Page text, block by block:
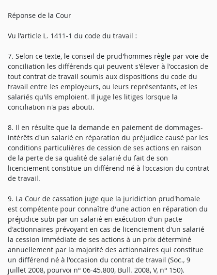
Réponse de la Cour
Vu l'article L. 1411-1 du code du travail :
7. Selon ce texte, le conseil de prud'hommes règle par voie de
conciliation les différends qui peuvent s'élever à l'occasion de
tout contrat de travail soumis aux dispositions du code du
travail entre les employeurs, ou leurs représentants, et les
salariés qu'ils emploient. Il juge les litiges lorsque la
conciliation n'a pas abouti.
8. Il en résulte que la demande en paiement de dommages-
intérêts d'un salarié en réparation du préjudice causé par les
conditions particulières de cession de ses actions en raison
de la perte de sa qualité de salarié du fait de son
licenciement constitue un différend né à l'occasion du contrat
de travail.
9. La Cour de cassation juge que la juridiction prud'homale
est compétente pour connaître d'une action en réparation du
préjudice subi par un salarié en exécution d'un pacte
d'actionnaires prévoyant en cas de licenciement d'un salarié
la cession immédiate de ses actions à un prix déterminé
annuellement par la majorité des actionnaires qui constitue
un différend né à l'occasion du contrat de travail (Soc., 9
juillet 2008, pourvoi n° 06-45.800, Bull. 2008, V, n° 150).